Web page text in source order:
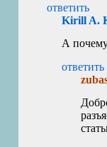
ответить
Kirill A.
А
ответить